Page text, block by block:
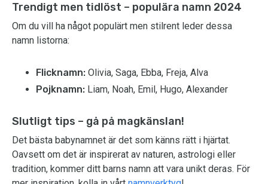
Trendigt men tidlöst – populära namn 2024
Om du vill ha något populärt men stilrent leder dessa
namn listorna:
Flicknamn: Olivia, Saga, Ebba, Freja, Alva
Pojknamn: Liam, Noah, Emil, Hugo, Alexander
Slutligt tips – gå på magkänslan!
Det bästa babynamnet är det som känns rätt i hjärtat.
Oavsett om det är inspirerat av naturen, astrologi eller
tradition, kommer ditt barns namn att vara unikt deras. För